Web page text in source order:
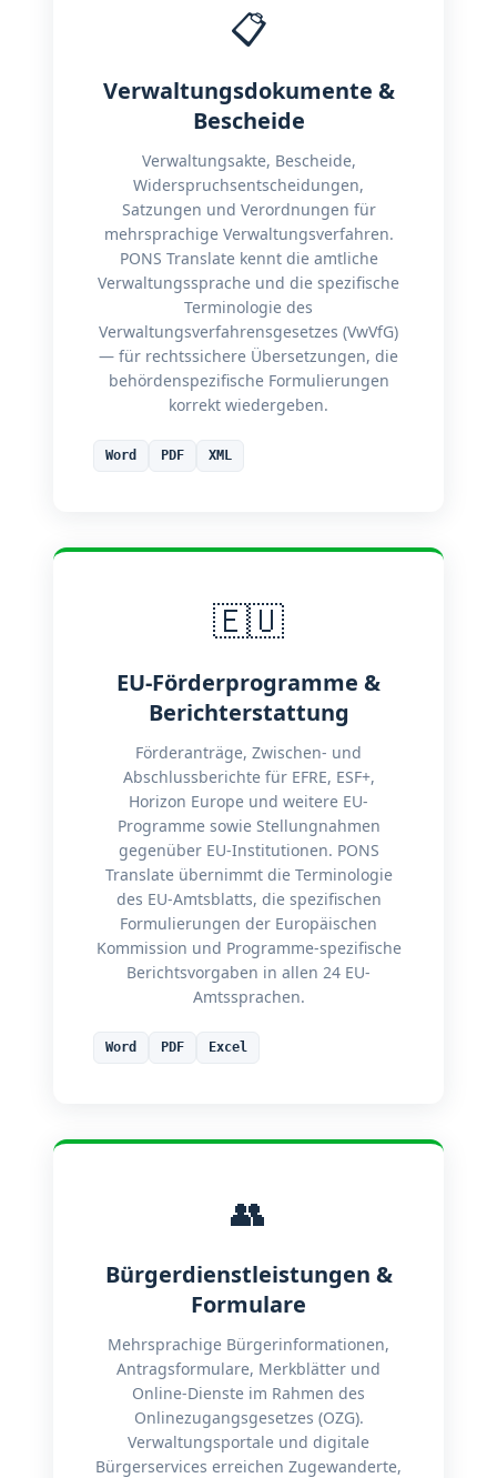
📋
Verwaltungsdokumente &
Bescheide
Verwaltungsakte, Bescheide,
Widerspruchsentscheidungen,
Satzungen und Verordnungen für
mehrsprachige Verwaltungsverfahren.
PONS Translate kennt die amtliche
Verwaltungssprache und die spezifische
Terminologie des
Verwaltungsverfahrensgesetzes (VwVfG)
— für rechtssichere Übersetzungen, die
behördenspezifische Formulierungen
korrekt wiedergeben.
Word PDF XML
🇪🇺
EU-Förderprogramme &
Berichterstattung
Förderanträge, Zwischen- und
Abschlussberichte für EFRE, ESF+,
Horizon Europe und weitere EU-
Programme sowie Stellungnahmen
gegenüber EU-Institutionen. PONS
Translate übernimmt die Terminologie
des EU-Amtsblatts, die spezifischen
Formulierungen der Europäischen
Kommission und Programme-spezifische
Berichtsvorgaben in allen 24 EU-
Amtssprachen.
Word PDF Excel
👥
Bürgerdienstleistungen &
Formulare
Mehrsprachige Bürgerinformationen,
Antragsformulare, Merkblätter und
Online-Dienste im Rahmen des
Onlinezugangsgesetzes (OZG).
Verwaltungsportale und digitale
Bürgerservices erreichen Zugewanderte,